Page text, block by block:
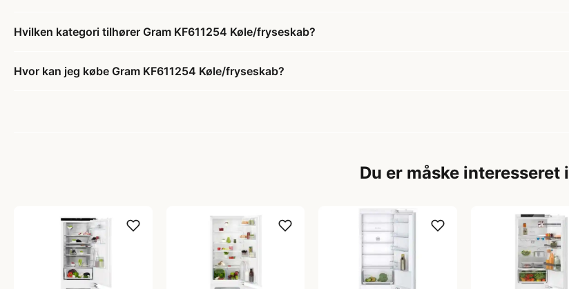
Hvilken kategori tilhører Gram KF611254 Køle/fryseskab?
Hvor kan jeg købe Gram KF611254 Køle/fryseskab?
Du er måske interesseret i